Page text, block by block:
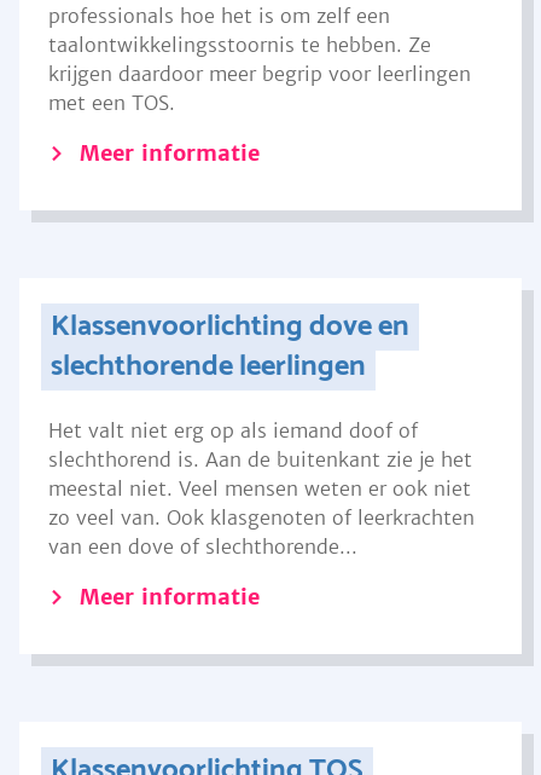
professionals hoe het is om zelf een
taalontwikkelingsstoornis te hebben. Ze
krijgen daardoor meer begrip voor leerlingen
met een TOS.
Meer informatie
Klassenvoorlichting dove en
slechthorende leerlingen
Het valt niet erg op als iemand doof of
slechthorend is. Aan de buitenkant zie je het
meestal niet. Veel mensen weten er ook niet
zo veel van. Ook klasgenoten of leerkrachten
van een dove of slechthorende...
Meer informatie